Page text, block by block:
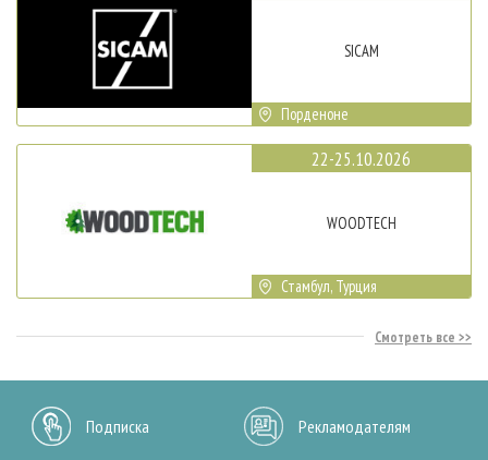
SICAM
Порденоне
22-25.10.2026
WOODTECH
Стамбул, Турция
Смотреть все
Подписка Рекламодателям